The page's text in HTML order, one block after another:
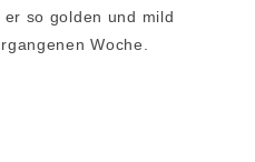
so golden und mild
Woche.